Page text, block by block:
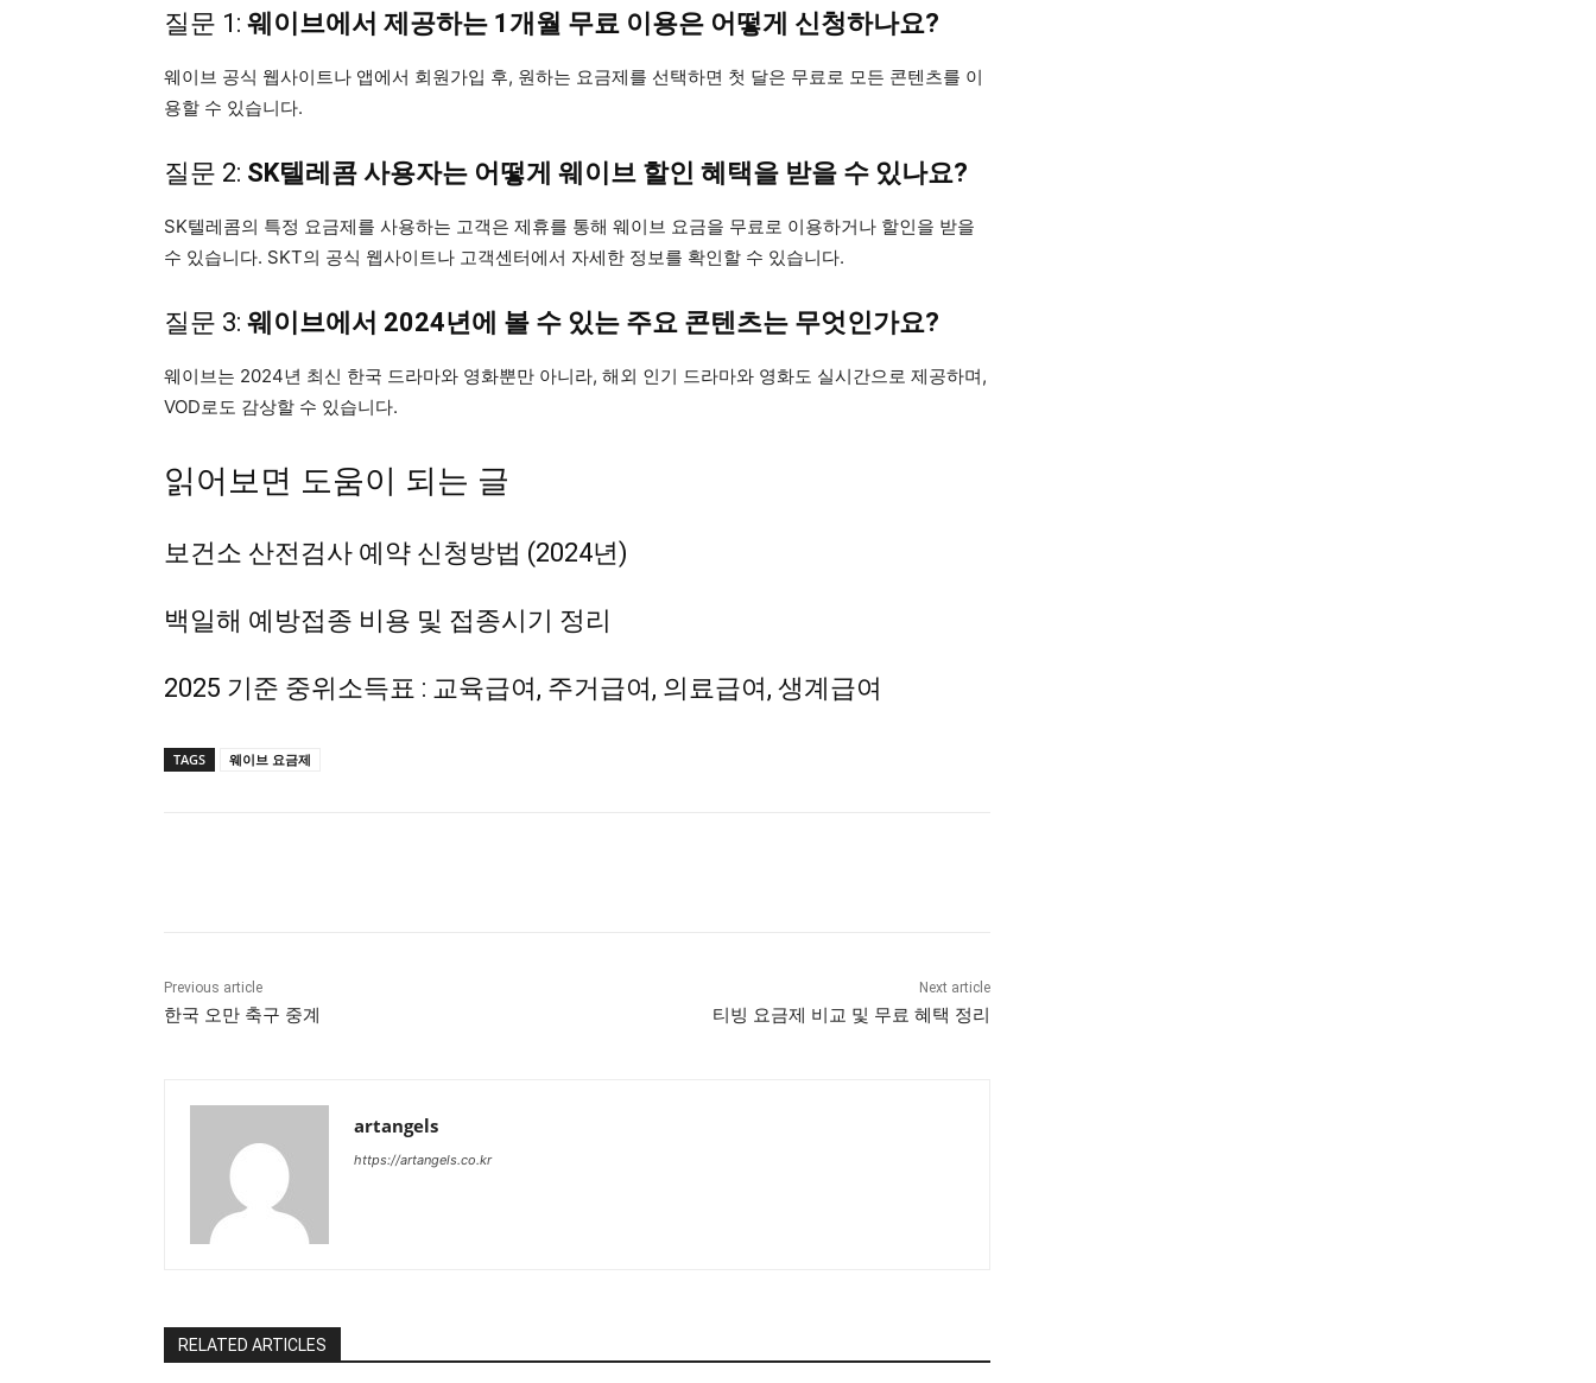
질문 1: 웨이브에서 제공하는 1개월 무료 이용은 어떻게 신청하나요?
웨이브 공식 웹사이트나 앱에서 회원가입 후, 원하는 요금제를 선택하면 첫 달은 무료로 모든 콘텐츠를 이
용할 수 있습니다.
질문 2: SK텔레콤 사용자는 어떻게 웨이브 할인 혜택을 받을 수 있나요?
SK텔레콤의 특정 요금제를 사용하는 고객은 제휴를 통해 웨이브 요금을 무료로 이용하거나 할인을 받을
수 있습니다. SKT의 공식 웹사이트나 고객센터에서 자세한 정보를 확인할 수 있습니다.
질문 3: 웨이브에서 2024년에 볼 수 있는 주요 콘텐츠는 무엇인가요?
웨이브는 2024년 최신 한국 드라마와 영화뿐만 아니라, 해외 인기 드라마와 영화도 실시간으로 제공하며,
VOD로도 감상할 수 있습니다.
읽어보면 도움이 되는 글
보건소 산전검사 예약 신청방법 (2024년)
백일해 예방접종 비용 및 접종시기 정리
2025 기준 중위소득표 : 교육급여, 주거급여, 의료급여, 생계급여
TAGS 웨이브 요금제
Previous article
한국 오만 축구 중계
Next article
티빙 요금제 비교 및 무료 혜택 정리
artangels
https://artangels.co.kr
RELATED ARTICLES